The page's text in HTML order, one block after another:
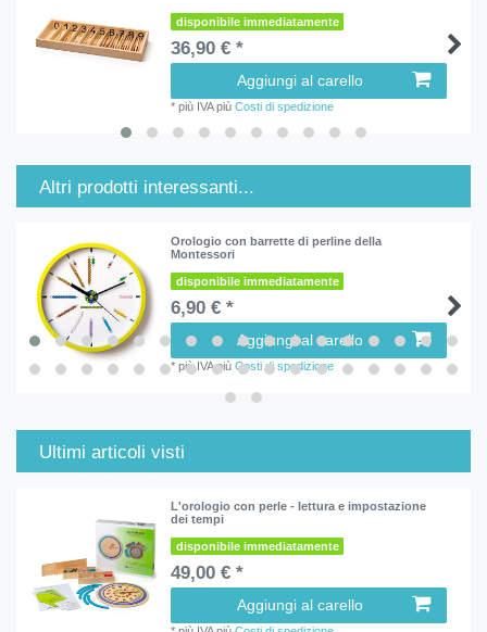
disponibile immediatamente
36,90 € *
Aggiungi al carello
*più IVApiùCosti di spedizione
Altri prodotti interessanti...
Orologio con barrette di perline della
Montessori
disponibile immediatamente
6,90 € *
Aggiungi al carello
*più IVApiùCosti di spedizione
Ultimi articoli visti
L'orologio con perle - lettura e impostazione
dei tempi
disponibile immediatamente
49,00 € *
Aggiungi al carello